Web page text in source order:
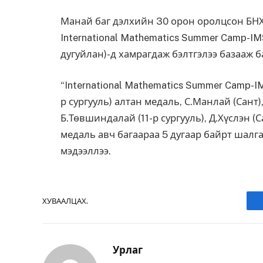
Манай баг дэлхийн 30 орон оролцсон
International Mathematics Summer Camp-
дугуйлан)-д хамрагдаж бэлтгэлээ
“International Mathematics Summer Camp-
р сургууль) алтан медаль, С.Манлай
Б.Төвшиндалай (11-р сургууль), Д.Хүслэн
медаль авч багаараа 5 дугаар байрт
мэдээллээ.
ХУВААЛЦАХ.
Урлаг